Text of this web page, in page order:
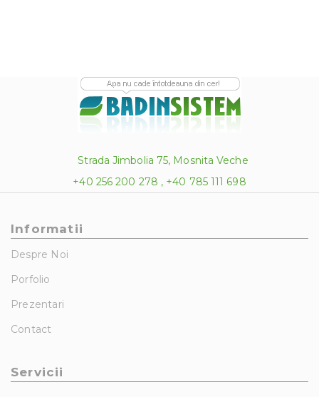
Strada Jimbolia 75, Mosnita Veche
+40 256 200 278 , +40 785 111 698
Informatii
Despre Noi
Porfolio
Prezentari
Contact
Servicii